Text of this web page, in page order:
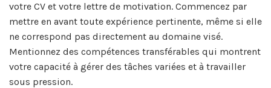
votre CV et votre lettre de motivation. Commencez par
mettre en avant toute expérience pertinente, même si elle
ne correspond pas directement au domaine visé.
Mentionnez des compétences transférables qui montrent
votre capacité à gérer des tâches variées et à travailler
sous pression.